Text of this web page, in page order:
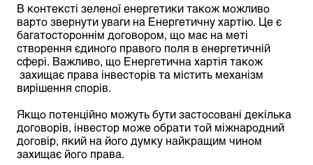
В контексті зеленої енергетики також можливо
варто звернути уваги на Енергетичну хартію. Це є
багатостороннім договором, що має на меті
створення єдиного правого поля в енергетичній
сфері. Важливо, що Енергетична хартія також
захищає права інвесторів та містить механізм
вирішення спорів.
Якщо потенційно можуть бути застосовані декілька
договорів, інвестор може обрати той міжнародний
договір, який на його думку найкращим чином
захищає його права.